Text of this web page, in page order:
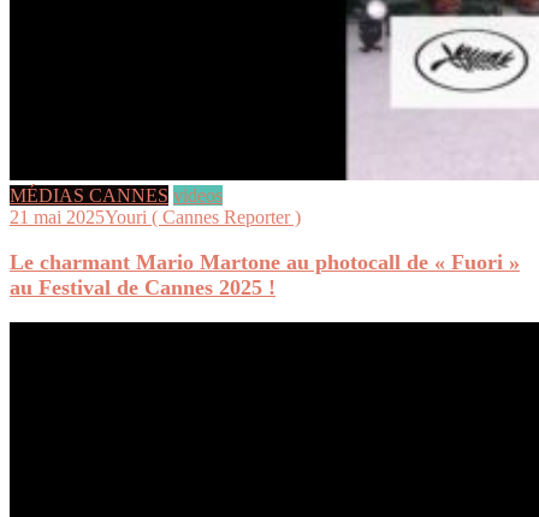
MÉDIAS CANNES videos
21 mai 2025Youri ( Cannes Reporter )
Le charmant Mario Martone au photocall de « Fuori »
au Festival de Cannes 2025 !